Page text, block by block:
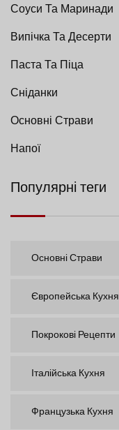
Соуси Та Маринади
Випічка Та Десерти
Паста Та Піца
Сніданки
Основні Страви
Напої
Популярні теги
Основні Страви
Європейська Кухня
Покрокові Рецепти
Італійська Кухня
Французька Кухня